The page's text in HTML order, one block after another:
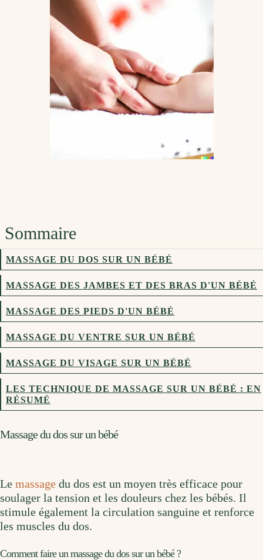
Sommaire
MASSAGE DU DOS SUR UN BÉBÉ
MASSAGE DES JAMBES ET DES BRAS D'UN BÉBÉ
MASSAGE DES PIEDS D'UN BÉBÉ
MASSAGE DU VENTRE SUR UN BÉBÉ
MASSAGE DU VISAGE SUR UN BÉBÉ
LES TECHNIQUE DE MASSAGE SUR UN BÉBÉ : EN
RÉSUMÉ
Massage du dos sur un bébé
Le massage du dos est un moyen très efficace pour
soulager la tension et les douleurs chez les bébés. Il
stimule également la circulation sanguine et renforce
les muscles du dos.
Comment faire un massage du dos sur un bébé ?